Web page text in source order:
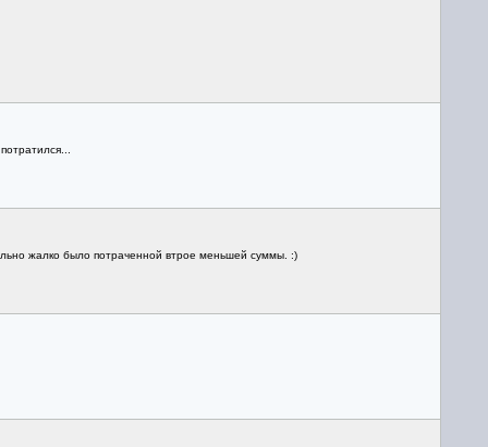
жалко было потраченной втрое меньшей суммы. :)